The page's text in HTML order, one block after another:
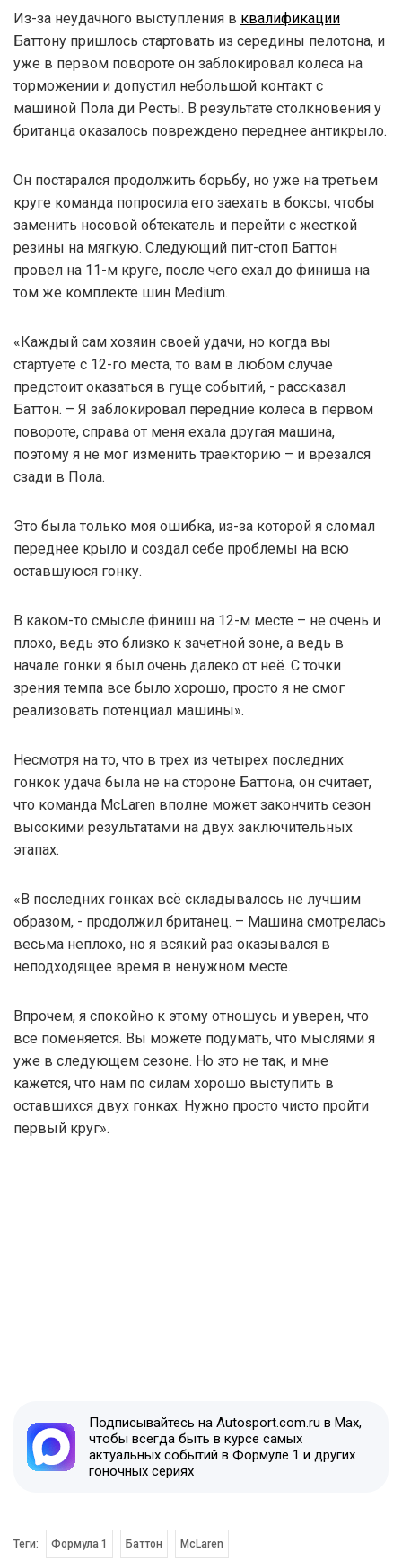
Из-за неудачного выступления в квалификации
Баттону пришлось стартовать из середины пелотона, и
уже в первом повороте он заблокировал колеса на
торможении и допустил небольшой контакт с
машиной Пола ди Ресты. В результате столкновения у
британца оказалось повреждено переднее антикрыло.
Он постарался продолжить борьбу, но уже на третьем
круге команда попросила его заехать в боксы, чтобы
заменить носовой обтекатель и перейти с жесткой
резины на мягкую. Следующий пит-стоп Баттон
провел на 11-м круге, после чего ехал до финиша на
том же комплекте шин Medium.
«Каждый сам хозяин своей удачи, но когда вы
стартуете с 12-го места, то вам в любом случае
предстоит оказаться в гуще событий, - рассказал
Баттон. – Я заблокировал передние колеса в первом
повороте, справа от меня ехала другая машина,
поэтому я не мог изменить траекторию – и врезался
сзади в Пола.
Это была только моя ошибка, из-за которой я сломал
переднее крыло и создал себе проблемы на всю
оставшуюся гонку.
В каком-то смысле финиш на 12-м месте – не очень и
плохо, ведь это близко к зачетной зоне, а ведь в
начале гонки я был очень далеко от неё. С точки
зрения темпа все было хорошо, просто я не смог
реализовать потенциал машины».
Несмотря на то, что в трех из четырех последних
гонкок удача была не на стороне Баттона, он считает,
что команда McLaren вполне может закончить сезон
высокими результатами на двух заключительных
этапах.
«В последних гонках всё складывалось не лучшим
образом, - продолжил британец. – Машина смотрелась
весьма неплохо, но я всякий раз оказывался в
неподходящее время в ненужном месте.
Впрочем, я спокойно к этому отношусь и уверен, что
все поменяется. Вы можете подумать, что мыслями я
уже в следующем сезоне. Но это не так, и мне
кажется, что нам по силам хорошо выступить в
оставшихся двух гонках. Нужно просто чисто пройти
первый круг».
Подписывайтесь на Autosport.com.ru в Max,
чтобы всегда быть в курсе самых
актуальных событий в Формуле 1 и других
гоночных сериях
Теги: Формула 1 Баттон McLaren